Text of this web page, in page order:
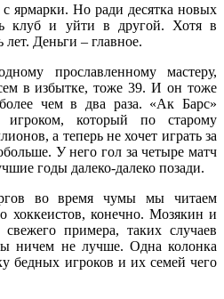
с ярмарки. Но ради десятка новых
клуб и уйти в другой. Хотя в
Деньги – главное.
прославленному мастеру,
в избытке, тоже 39. И он тоже
чем в два раза. «Ак Барс»
игроком, который по старому
а теперь не хочет играть за
У него гол за четыре матч
годы далеко-далеко позади.
во время чумы мы читаем
хоккеистов, конечно. Мозякин и
примера, таких случаев
ничем не лучше. Одна колонка
бедных игроков и их семей чего